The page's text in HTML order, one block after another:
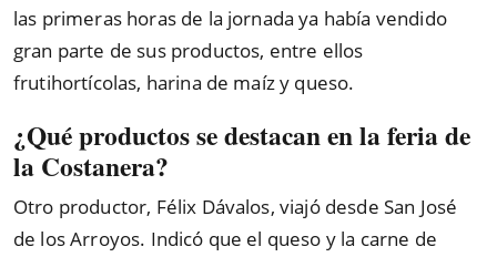
las primeras horas de la jornada ya había vendido
gran parte de sus productos, entre ellos
frutihortícolas, harina de maíz y queso.
¿Qué productos se destacan en la feria de
la Costanera?
Otro productor, Félix Dávalos, viajó desde San José
de los Arroyos. Indicó que el queso y la carne de